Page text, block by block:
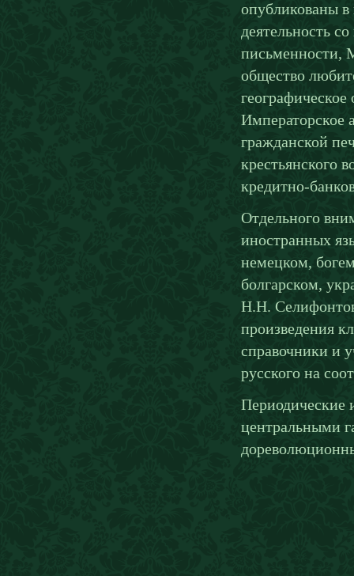
опубликованы
деятельность
письменности,
общество
Императорское
гражданской
крестьянского
кредитно-
Отдельного
иностранных
немецком,
болгарском,
Н.Н.
произведения
справочники и
русского на
Периодические
центральными